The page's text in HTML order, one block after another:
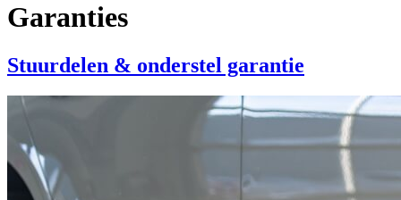
Garanties
Stuurdelen & onderstel garantie